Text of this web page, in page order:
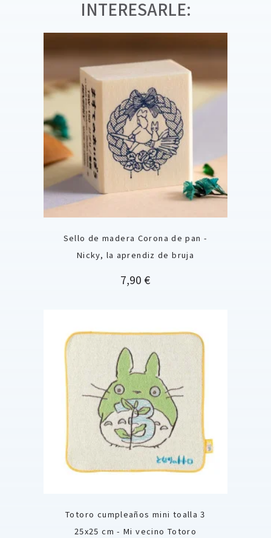
INTERESARLE:
Sello de madera Corona de pan -
Nicky, la aprendiz de bruja
Precio
7,90 €
Totoro cumpleaños mini toalla 3
25x25 cm - Mi vecino Totoro